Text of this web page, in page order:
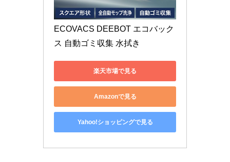
ECOVACS DEEBOT エコバック
ス 自動ゴミ収集 水拭き
楽天市場で見る
Amazonで見る
Yahoo!ショッピングで見る